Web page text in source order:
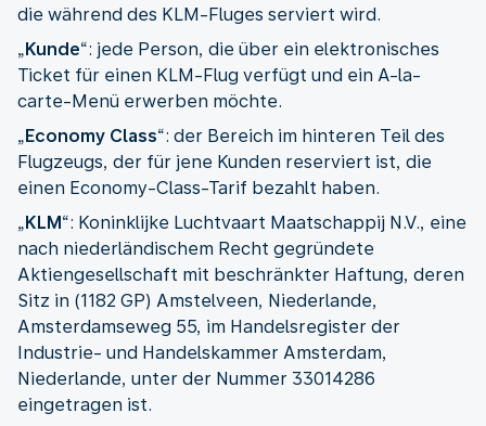
die während des KLM-Fluges serviert wird.
„Kunde“: jede Person, die über ein elektronisches
Ticket für einen KLM-Flug verfügt und ein A-la-
carte-Menü erwerben möchte.
„Economy Class“: der Bereich im hinteren Teil des
Flugzeugs, der für jene Kunden reserviert ist, die
einen Economy-Class-Tarif bezahlt haben.
„KLM“: Koninklijke Luchtvaart Maatschappij N.V., eine
nach niederländischem Recht gegründete
Aktiengesellschaft mit beschränkter Haftung, deren
Sitz in (1182 GP) Amstelveen, Niederlande,
Amsterdamseweg 55, im Handelsregister der
Industrie- und Handelskammer Amsterdam,
Niederlande, unter der Nummer 33014286
eingetragen ist.